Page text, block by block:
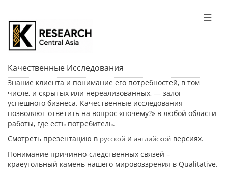
☰
Качественные Исследования
Знание клиента и понимание его потребностей, в том
числе, и скрытых или нереализованных, — залог
успешного бизнеса. Качественные исследования
позволяют ответить на вопрос «почему?» в любой области
работы, где есть потребитель.
Смотреть презентацию в русской и английской версиях.
Понимание причинно-следственных связей –
краеугольный камень нашего мировоззрения в Qualitative.